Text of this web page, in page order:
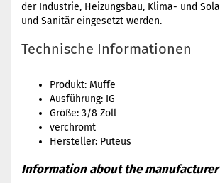
der Industrie, Heizungsbau, Klima- und
und Sanitär eingesetzt werden.
Technische Informationen
Produkt: Muffe
Ausführung: IG
Größe: 3/8 Zoll
verchromt
Hersteller: Puteus